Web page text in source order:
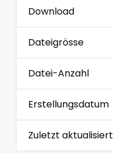
Download
Dateigrösse
Datei-Anzahl
Erstellungsdatum
Zuletzt aktualisiert